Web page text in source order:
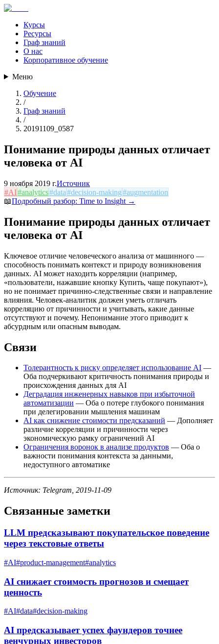
Курсы
Ресурсы
Граф знаний
О нас
Корпоративное обучение
Меню
Обучение
/
Граф знаний
/
20191109_0587
Понимание природы данных отличает
человека от AI
9 ноября 2019 г.Источник
#AI#analytics#data#decision-making#augmentation
📖Подробный разбор: Time to Insight →
Понимание природы данных отличает
человека от AI
Ключевое отличие человеческого анализа от машинного —
способность понимать контекст и природу возникновения
данных. AI может находить корреляции (например,
«пользователи, нажавшие кнопку Купить, чаще покупают»),
но не понимает причинно-следственные связи и направление
влияния. Человек-аналитик должен уметь отличать
корреляцию от причинности и учитывать, какие данные
отсутствуют и почему. Непонимание этого приводит к
абсурдным или опасным выводам.
Связи
Толерантность к риску определяет использование AI —
Оба подчеркивают критичность понимания природы и
происхождения данных для AI
Деградация инженерных навыков при избыточной
автоматизации — Оба о потере глубокого понимания
при делегировании мышления машинам
AI как снижение стоимости предсказаний — Дополняет
различие корреляции и причинности через
экономическую рамку ограничений AI
Ограничения воронок в анализе продуктов — Оба о
важности понимания контекста за данными,
недоступного автоматике
Источник: Telegram, 2019-11-09
Связанные заметки
LLM предсказывают покупательское поведение
через текстовые ответы
#AI#product-management#analytics
AI снижает стоимость прогнозов и смещает
ценность
#AI#data#decision-making
AI предсказывает успех фаундеров точнее
венчурных инвесторов